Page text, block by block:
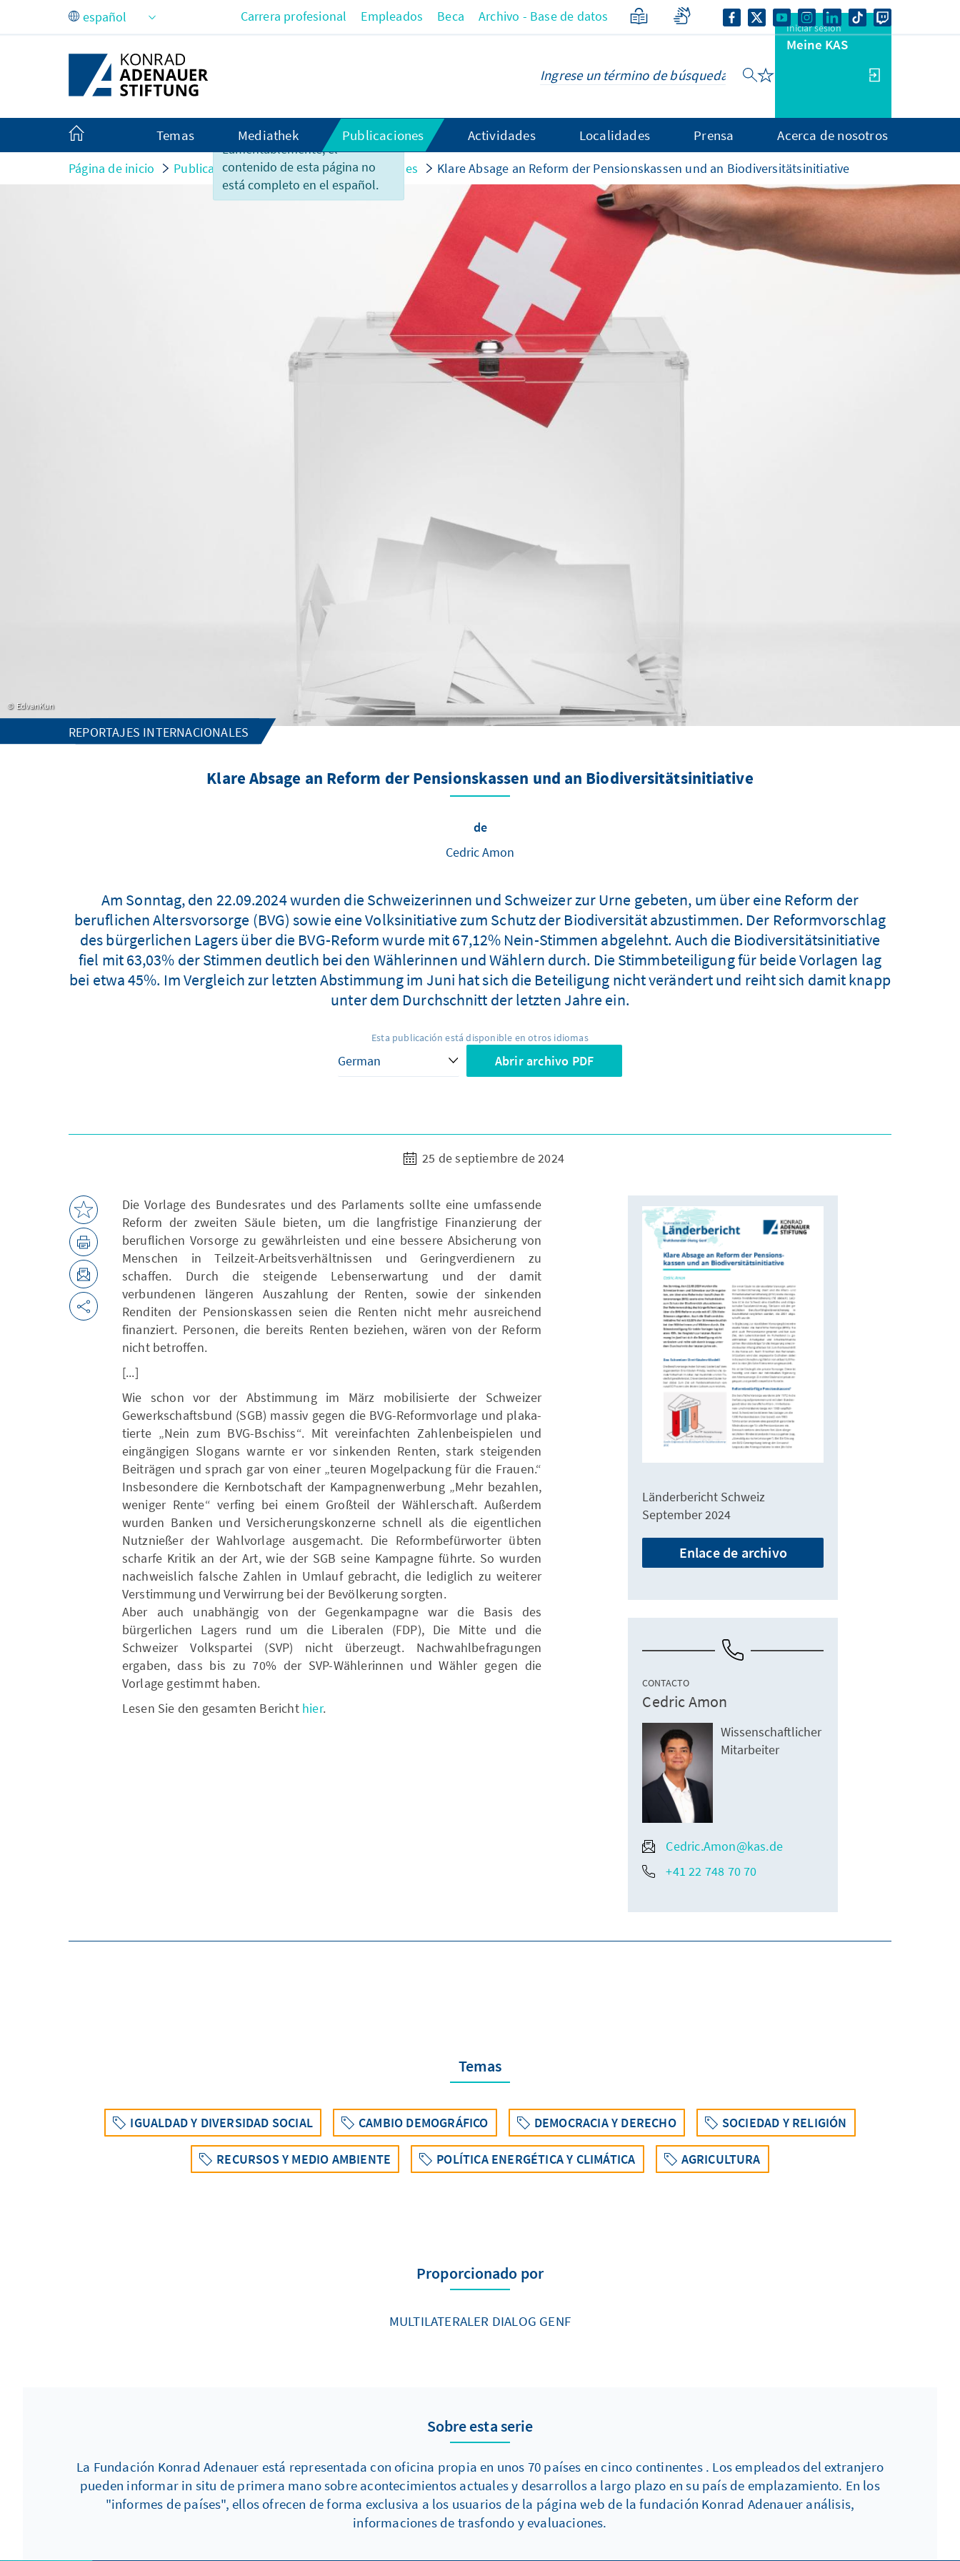
Saltar al contenido principal
Lamentablemente, el
contenido de esta página no
está completo en el español.
Carrera profesional Empleados Beca Archivo - Base de datos
Iniciar sesión
Meine KAS
Temas Mediathek Publicaciones Actividades Localidades Prensa Acerca de nosotros
Página de inicio Publicaciones Reportajes internacionales Klare Absage an Reform der Pensionskassen und an Biodiversitätsinitiative
EdvanKun
REPORTAJES INTERNACIONALES
Klare Absage an Reform der Pensionskassen und an Biodiversitätsinitiative
de
Cedric Amon
Am Sonntag, den 22.09.2024 wurden die Schweizerinnen und Schweizer zur Urne gebeten, um über eine Reform der
beruflichen Altersvorsorge (BVG) sowie eine Volksinitiative zum Schutz der Biodiversität abzustimmen. Der Reformvorschlag
des bürgerlichen Lagers über die BVG-Reform wurde mit 67,12% Nein-Stimmen abgelehnt. Auch die Biodiversitätsinitiative
fiel mit 63,03% der Stimmen deutlich bei den Wählerinnen und Wählern durch. Die Stimmbeteiligung für beide Vorlagen lag
bei etwa 45%. Im Vergleich zur letzten Abstimmung im Juni hat sich die Beteiligung nicht verändert und reiht sich damit knapp
unter dem Durchschnitt der letzten Jahre ein.
Esta publicación está disponible en otros idiomas
Abrir archivo PDF
25 de septiembre de 2024
Die Vorlage des Bundesrates und des Parlaments sollte eine umfassende
Reform der zweiten Säule bieten, um die langfristige Finanzierung der
beruflichen Vorsorge zu gewährleisten und eine bessere Absicherung von
Menschen in Teilzeit-Arbeitsverhältnissen und Geringverdienern zu
schaffen. Durch die steigende Lebenserwartung und der damit
verbundenen längeren Auszahlung der Renten, sowie der sinkenden
Renditen der Pensionskassen seien die Renten nicht mehr ausreichend
finanziert. Personen, die bereits Renten beziehen, wären von der Reform
nicht betroffen.
[...]
Wie schon vor der Abstimmung im März mobilisierte der Schweizer
Gewerkschaftsbund (SGB) massiv gegen die BVG-Reformvorlage und plaka-
tierte „Nein zum BVG-Bschiss“. Mit vereinfachten Zahlenbeispielen und
eingängigen Slogans warnte er vor sinkenden Renten, stark steigenden
Beiträgen und sprach gar von einer „teuren Mogelpackung für die Frauen.“
Insbesondere die Kernbotschaft der Kampagnenwerbung „Mehr bezahlen,
weniger Rente“ verfing bei einem Großteil der Wählerschaft. Außerdem
wurden Banken und Versicherungskonzerne schnell als die eigentlichen
Nutznießer der Wahlvorlage ausgemacht. Die Reformbefürworter übten
scharfe Kritik an der Art, wie der SGB seine Kampagne führte. So wurden
nachweislich falsche Zahlen in Umlauf gebracht, die lediglich zu weiterer
Verstimmung und Verwirrung bei der Bevölkerung sorgten.
Aber auch unabhängig von der Gegenkampagne war die Basis des
bürgerlichen Lagers rund um die Liberalen (FDP), Die Mitte und die
Schweizer Volkspartei (SVP) nicht überzeugt. Nachwahlbefragungen
ergaben, dass bis zu 70% der SVP-Wählerinnen und Wähler gegen die
Vorlage gestimmt haben.
Lesen Sie den gesamten Bericht hier.
Länderbericht Schweiz
September 2024
Enlace de archivo
CONTACTO
Cedric Amon
Wissenschaftlicher
Mitarbeiter
Cedric.Amon@kas.de
+41 22 748 70 70
Temas
IGUALDAD Y DIVERSIDAD SOCIAL CAMBIO DEMOGRÁFICO DEMOCRACIA Y DERECHO SOCIEDAD Y RELIGIÓN
RECURSOS Y MEDIO AMBIENTE POLÍTICA ENERGÉTICA Y CLIMÁTICA AGRICULTURA
Proporcionado por
MULTILATERALER DIALOG GENF
Sobre esta serie
La Fundación Konrad Adenauer está representada con oficina propia en unos 70 países en cinco continentes . Los empleados del extranjero
pueden informar in situ de primera mano sobre acontecimientos actuales y desarrollos a largo plazo en su país de emplazamiento. En los
"informes de países", ellos ofrecen de forma exclusiva a los usuarios de la página web de la fundación Konrad Adenauer análisis,
informaciones de trasfondo y evaluaciones.